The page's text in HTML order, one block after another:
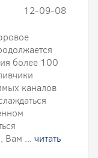
12-09-08
более 100
каналов
Вам ... читать